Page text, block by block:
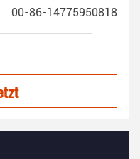
00-86-14775950818